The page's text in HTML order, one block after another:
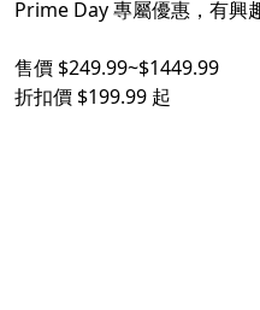
Prime Day 專屬優惠，有興
售價 $249.99~$1449.99
折扣價 $199.99 起